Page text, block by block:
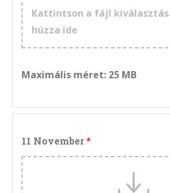
Kattintson a fájl
húzza ide
Maximális méret: 25 MB
11 November